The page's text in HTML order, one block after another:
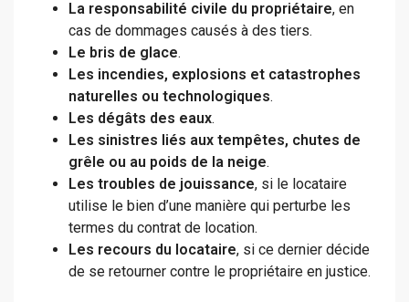
La responsabilité civile du propriétaire, en
cas de dommages causés à des tiers.
Le bris de glace.
Les incendies, explosions et catastrophes
naturelles ou technologiques.
Les dégâts des eaux.
Les sinistres liés aux tempêtes, chutes de
grêle ou au poids de la neige.
Les troubles de jouissance, si le locataire
utilise le bien d’une manière qui perturbe les
termes du contrat de location.
Les recours du locataire, si ce dernier décide
de se retourner contre le propriétaire en justice.